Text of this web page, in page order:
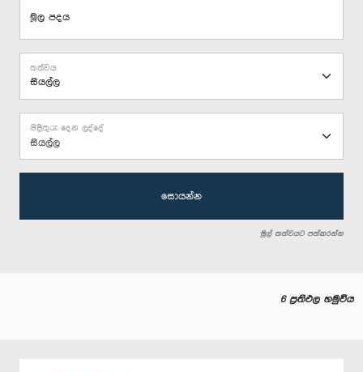
මූල පදය
තත්වය
සියල්ල
පිළිතුරු දෙන ලද්දේ
සොයන්න
මුල් තත්වයට පත්කරන්න
6 ප්‍රතිඵල හමුවිය